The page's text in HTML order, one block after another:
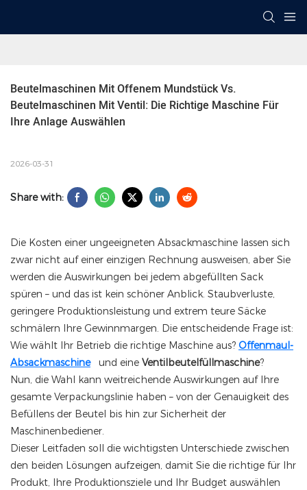
Beutelmaschinen Mit Offenem Mundstück Vs.
Beutelmaschinen Mit Ventil: Die Richtige Maschine Für
Ihre Anlage Auswählen
2026-03-31
Share with:
Die Kosten einer ungeeigneten Absackmaschine lassen sich
zwar nicht auf einer einzigen Rechnung ausweisen, aber Sie
werden die Auswirkungen bei jedem abgefüllten Sack
spüren – und das ist kein schöner Anblick. Staubverluste,
geringere Produktionsleistung und extrem teure Säcke
schmälern Ihre Gewinnmargen. Die entscheidende Frage ist:
Wie wählt Ihr Betrieb die richtige Maschine aus? Offenmaul-
Absackmaschine
und eine Ventilbeutelfüllmaschine?
Nun, die Wahl kann weitreichende Auswirkungen auf Ihre
gesamte Verpackungslinie haben – von der Genauigkeit des
Befüllens der Beutel bis hin zur Sicherheit der
Maschinenbediener.
Dieser Leitfaden soll die wichtigsten Unterschiede zwischen
den beiden Lösungen aufzeigen, damit Sie die richtige für Ihr
Produkt, Ihre Produktionsziele und Ihr Budget auswählen